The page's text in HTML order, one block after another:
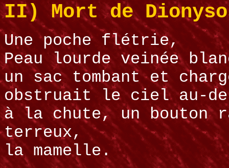
II) Mort de
Une poche flétrie,
Peau lourde veinée
un sac tombant et
obstruait le ciel au-
à la chute, un bouton
terreux,
la mamelle.